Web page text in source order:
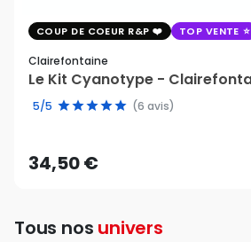
COUP DE COEUR R&P TOP VENTE
Clairefontaine
Le Kit Cyanotype -
5/5 (6 avis)
34,50 €
Tous nos univers